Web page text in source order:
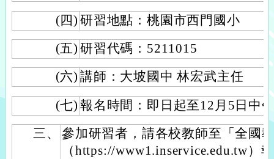
(四) 研習地點：桃園市西門國小
(五) 研習代碼：5211015
(六) 講師：大坡國中 林宏武主任
(七) 報名時間：即日起至12月5日中
三、
參加研習者，請各校教師至「全國
（https://www1.inservice.edu.tw）